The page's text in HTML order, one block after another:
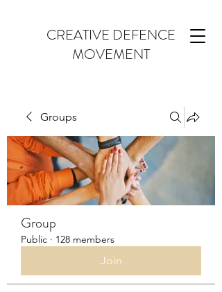
CREATIVE DEFENCE
MOVEMENT
Groups
Group
Public · 128 members
Join